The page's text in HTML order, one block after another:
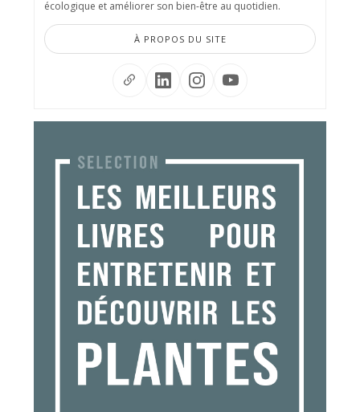
écologique et améliorer son bien-être au quotidien.
À PROPOS DU SITE